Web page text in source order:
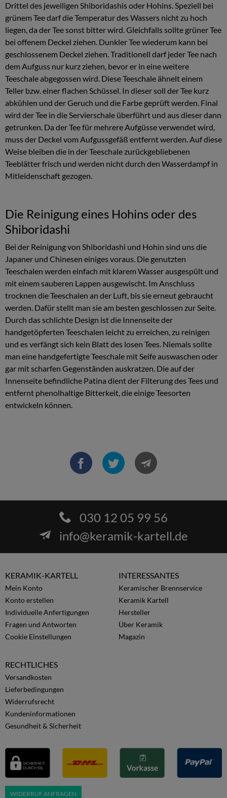
Drittel des jeweiligen Shiboridashis oder Hohins. Speziell bei
grünem Tee darf die Temperatur des Wassers nicht zu hoch
liegen, da der Tee sonst bitter wird. Gleichfalls sollte grüner Tee
bei offenem Deckel ziehen. Dunkler Tee wiederum kann bei
geschlossenem Deckel ziehen. Traditionell darf jeder Tee nach
dem Aufguss nur kurz ziehen, bevor er in eine weitere
Teeschale abgegossen wird. Diese Teeschale ähnelt einem
Teller bzw. einer flachen Schüssel. In dieser soll der Tee kurz
abkühlen und der Geruch und die Farbe geprüft werden. Final
wird der Tee in die Servierschale überführt und aus dieser dann
getrunken. Da der Tee für mehrere Aufgüsse verwendet wird,
muss der Deckel vom Aufgussgefäß entfernt werden. Auf diese
Weise bleiben die in der Teeschale zurückgebliebenen
Teeblätter frisch und werden nicht durch den Wasserdampf in
Mitleidenschaft gezogen.
Die Reinigung eines Hohins oder des
Shiboridashi
Bei der Reinigung von Shiboridashi und Hohin sind uns die
Japaner und Chinesen einiges voraus. Die genutzten
Teeschalen werden einfach mit klarem Wasser ausgespült und
mit einem sauberen Lappen ausgewischt. Im Anschluss
trocknen die Teeschalen an der Luft, bis sie erneut gebraucht
werden. Dafür stellt man sie am besten geschlossen zur Seite.
Durch das schlichte Design ist die Innenseite der
handgetöpferten Teeschalen leicht zu erreichen, zu reinigen
und es verfängt sich kein Blatt des losen Tees. Niemals sollte
man eine handgefertigte Teeschale mit Seife auswaschen oder
gar mit scharfen Gegenständen auskratzen. Die auf der
Innenseite befindliche Patina dient der Filterung des Tees und
entfernt phenolhaltige Bitterkeit, die einige Teesorten
entwickeln können.
030 12 05 99 56
info@keramik-kartell.de
KERAMIK-KARTELL
Mein Konto
Konto erstellen
Individuelle Anfertigungen
Fragen und Antworten
Cookie Einstellungen
INTERESSANTES
Keramischer Brennservice
Keramik Kartell
Hersteller
Über Keramik
Magazin
RECHTLICHES
Versandkosten
Lieferbedingungen
Widerrufsrecht
Kundeninformationen
Gesundheit & Sicherheit
WIDERRUF ANFRAGEN